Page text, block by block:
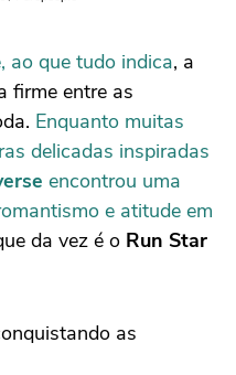
ao que tudo indica, a
firme entre as
Enquanto muitas
delicadas inspiradas
encontrou uma
e atitude em
da vez é o Run Star
as